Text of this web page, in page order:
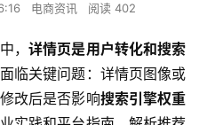
电商资讯 阅读 402
，详情页是用户转化和搜索
临关键问题：详情页图像或
改后是否影响搜索引擎权重